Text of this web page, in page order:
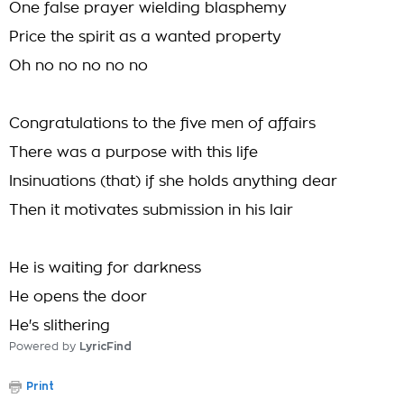
One false prayer wielding blasphemy
Price the spirit as a wanted property
Oh no no no no no
Congratulations to the five men of affairs
There was a purpose with this life
Insinuations (that) if she holds anything dear
Then it motivates submission in his lair
He is waiting for darkness
He opens the door
He's slithering
Powered by LyricFind
Print